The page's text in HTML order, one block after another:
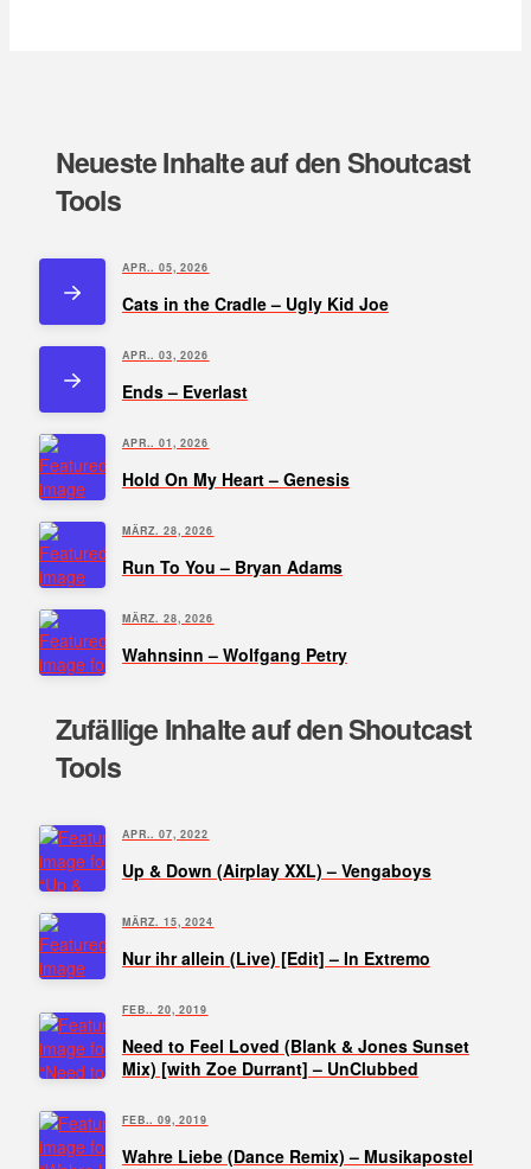
Neueste Inhalte auf den Shoutcast
Tools
APR.. 05, 2026
Cats in the Cradle – Ugly Kid Joe
APR.. 03, 2026
Ends – Everlast
APR.. 01, 2026
Hold On My Heart – Genesis
MÄRZ. 28, 2026
Run To You – Bryan Adams
MÄRZ. 28, 2026
Wahnsinn – Wolfgang Petry
Zufällige Inhalte auf den Shoutcast
Tools
APR.. 07, 2022
Up & Down (Airplay XXL) – Vengaboys
MÄRZ. 15, 2024
Nur ihr allein (Live) [Edit] – In Extremo
FEB.. 20, 2019
Need to Feel Loved (Blank & Jones Sunset
Mix) [with Zoe Durrant] – UnClubbed
FEB.. 09, 2019
Wahre Liebe (Dance Remix) – Musikapostel